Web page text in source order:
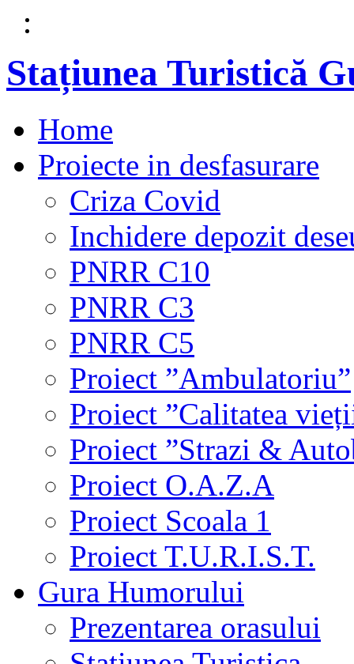
Stațiunea Turistică
Home
Proiecte in desfasurare
Criza Covid
Inchidere depozit
PNRR C10
PNRR C3
PNRR C5
Proiect ”Ambulatoriu”
Proiect ”Calitatea
Proiect ”Strazi &
Proiect O.A.Z.A
Proiect Scoala 1
Proiect T.U.R.I.S.T.
Gura Humorului
Prezentarea orasului